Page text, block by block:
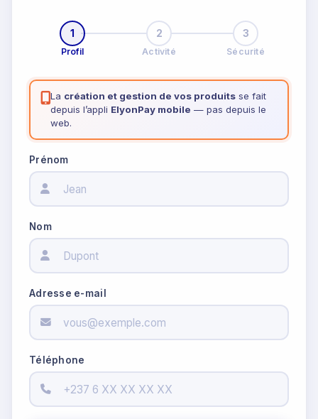
1
Profil
2
Activité
3
Sécurité
La création et gestion de vos produits se fait
depuis l’appli ElyonPay mobile — pas depuis le
web.
Prénom
Nom
Adresse e-mail
Téléphone